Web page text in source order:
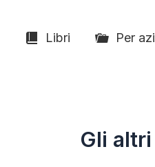
Libri Per
Gli